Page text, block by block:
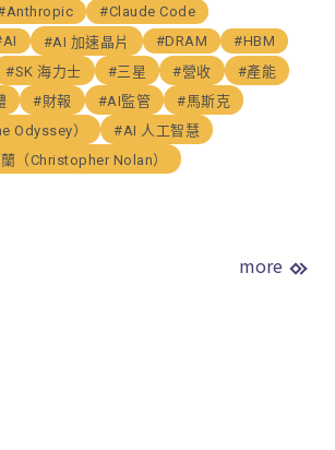
#Claude Code
#AI 加速晶片 #DRAM
#HBM
#SK 海力士 #三星 #營收
#產能
#財報 #AI監管
#馬斯克
Odyssey）
#AI 人工智慧
（Christopher Nolan）
more